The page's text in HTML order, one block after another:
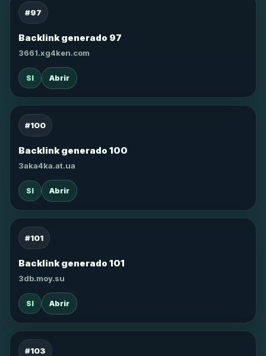
#97
Backlink generado 97
3661.xg4ken.com
SI Abrir
#100
Backlink generado 100
3aka4ka.at.ua
SI Abrir
#101
Backlink generado 101
3db.moy.su
SI Abrir
#103